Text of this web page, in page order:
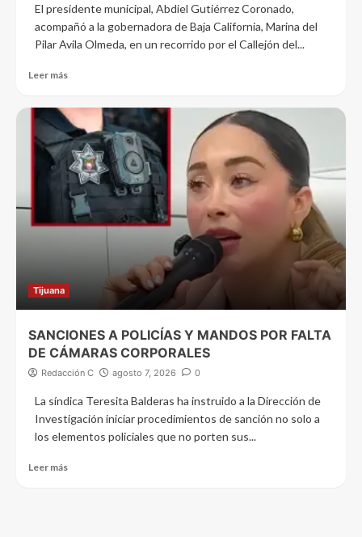
El presidente municipal, Abdiel Gutiérrez Coronado,
acompañó a la gobernadora de Baja California, Marina del
Pilar Avila Olmeda, en un recorrido por el Callejón del...
Leer más
Tijuana
SANCIONES A POLICÍAS Y MANDOS POR FALTA
DE CÁMARAS CORPORALES
Redacción C agosto 7, 2026 0
La síndica Teresita Balderas ha instruido a la Dirección de
Investigación iniciar procedimientos de sanción no solo a
los elementos policiales que no porten sus...
Leer más